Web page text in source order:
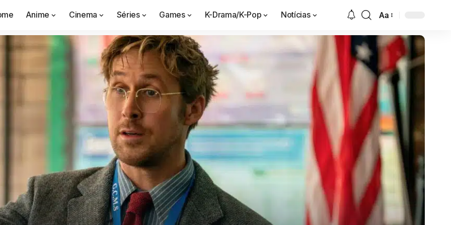
Anime Cinema Séries Games K-Drama/K-Pop Notícias Aa